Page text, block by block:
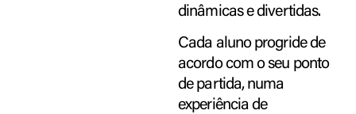
dinâmicas e divertidas.
Cada aluno progride de
acordo com o seu ponto
de partida, numa
experiência de